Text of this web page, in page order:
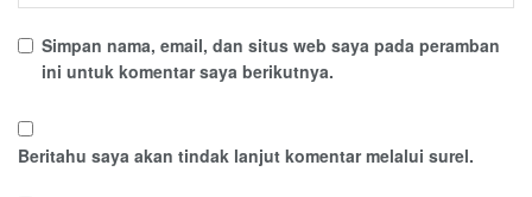
Simpan nama, email, dan situs web saya pada peramban
ini untuk komentar saya berikutnya.
Beritahu saya akan tindak lanjut komentar melalui surel.